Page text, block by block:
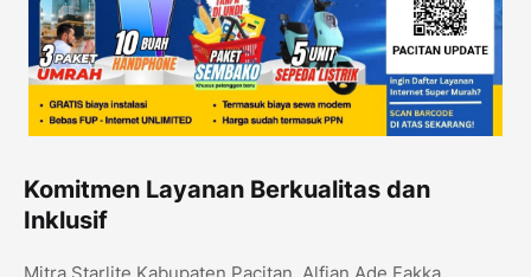
​Komitmen Layanan Berkualitas dan
Inklusif